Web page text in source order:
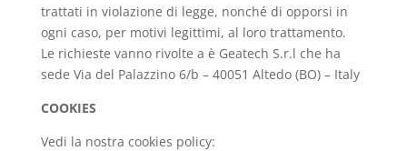
trattati in violazione di legge, nonché di opporsi in
ogni caso, per motivi legittimi, al loro trattamento.
Le richieste vanno rivolte a è Geatech S.r.l che ha
sede Via del Palazzino 6/b – 40051 Altedo (BO) – Italy
COOKIES
Vedi la nostra cookies policy: